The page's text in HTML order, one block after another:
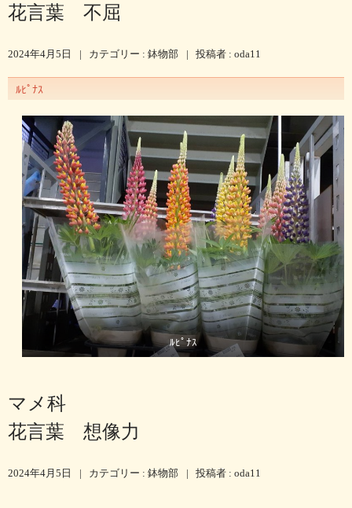
花言葉 不屈
2024年4月5日 | カテゴリー : 鉢物部 | 投稿者 : oda11
ﾙﾋﾟﾅｽ
ﾙﾋﾟﾅｽ
マメ科
花言葉 想像力
2024年4月5日 | カテゴリー : 鉢物部 | 投稿者 : oda11